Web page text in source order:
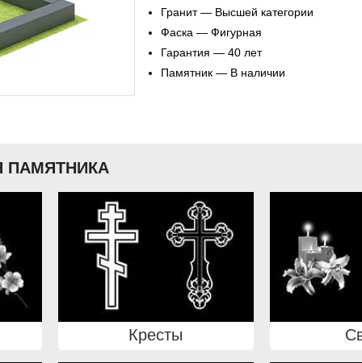
Гранит — Высшей категории
Фаска — Фигурная
Гарантия — 40 лет
Памятник — В наличии
ПАМЯТНИКА
Кресты